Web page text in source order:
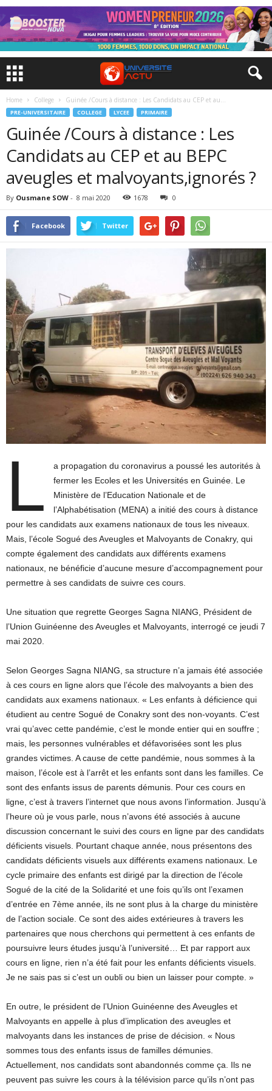
Home College Guinée /Cours à distance : Les Candidats au CEP et au...
PRE-UNIVERSITAIRE COLLEGE LYCEE PRIMAIRE
Guinée /Cours à distance : Les
Candidats au CEP et au BEPC
aveugles et malvoyants,ignorés ?
By Ousmane SOW - 8 mai 2020 1678 0
Facebook Twitter
L
a propagation du coronavirus a poussé les autorités à
fermer les Ecoles et les Universités en Guinée. Le
Ministère de l’Education Nationale et de
l’Alphabétisation (MENA) a initié des cours à distance
pour les candidats aux examens nationaux de tous les niveaux.
Mais, l’école Sogué des Aveugles et Malvoyants de Conakry, qui
compte également des candidats aux différents examens
nationaux, ne bénéficie d’aucune mesure d’accompagnement pour
permettre à ses candidats de suivre ces cours.
Une situation que regrette Georges Sagna NIANG, Président de
l’Union Guinéenne des Aveugles et Malvoyants, interrogé ce jeudi 7
mai 2020.
Selon Georges Sagna NIANG, sa structure n’a jamais été associée
à ces cours en ligne alors que l’école des malvoyants a bien des
candidats aux examens nationaux. « Les enfants à déficience qui
étudient au centre Sogué de Conakry sont des non-voyants. C’est
vrai qu’avec cette pandémie, c’est le monde entier qui en souffre ;
mais, les personnes vulnérables et défavorisées sont les plus
grandes victimes. A cause de cette pandémie, nous sommes à la
maison, l’école est à l’arrêt et les enfants sont dans les familles. Ce
sont des enfants issus de parents démunis. Pour ces cours en
ligne, c’est à travers l’internet que nous avons l’information. Jusqu’à
l’heure où je vous parle, nous n’avons été associés à aucune
discussion concernant le suivi des cours en ligne par des candidats
déficients visuels. Pourtant chaque année, nous présentons des
candidats déficients visuels aux différents examens nationaux. Le
cycle primaire des enfants est dirigé par la direction de l’école
Sogué de la cité de la Solidarité et une fois qu’ils ont l’examen
d’entrée en 7ème année, ils ne sont plus à la charge du ministère
de l’action sociale. Ce sont des aides extérieures à travers les
partenaires que nous cherchons qui permettent à ces enfants de
poursuivre leurs études jusqu’à l’université… Et par rapport aux
cours en ligne, rien n’a été fait pour les enfants déficients visuels.
Je ne sais pas si c’est un oubli ou bien un laisser pour compte. »
En outre, le président de l’Union Guinéenne des Aveugles et
Malvoyants en appelle à plus d’implication des aveugles et
malvoyants dans les instances de prise de décision. « Nous
sommes tous des enfants issus de familles démunies.
Actuellement, nos candidats sont abandonnés comme ça. Ils ne
peuvent pas suivre les cours à la télévision parce qu’ils n’ont pas